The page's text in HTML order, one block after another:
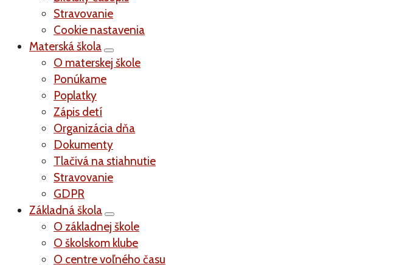
Stravovanie
Cookie nastavenia
Materská škola
O materskej škole
Ponúkame
Poplatky
Zápis detí
Organizácia dňa
Dokumenty
Tlačivá na stiahnutie
Stravovanie
GDPR
Základná škola
O základnej škole
O školskom klube
O centre voľného času